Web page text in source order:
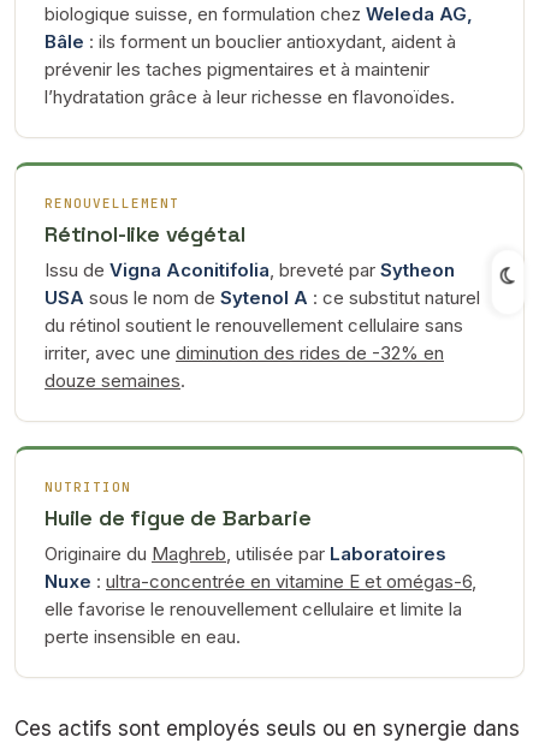
biologique suisse, en formulation chez Weleda AG,
Bâle : ils forment un bouclier antioxydant, aident à
prévenir les taches pigmentaires et à maintenir
l’hydratation grâce à leur richesse en flavonoïdes.
RENOUVELLEMENT
Rétinol-like végétal
Issu de Vigna Aconitifolia, breveté par Sytheon
USA sous le nom de Sytenol A : ce substitut naturel
du rétinol soutient le renouvellement cellulaire sans
irriter, avec une diminution des rides de -32% en
douze semaines.
NUTRITION
Huile de figue de Barbarie
Originaire du Maghreb, utilisée par Laboratoires
Nuxe : ultra-concentrée en vitamine E et omégas-6,
elle favorise le renouvellement cellulaire et limite la
perte insensible en eau.
Ces actifs sont employés seuls ou en synergie dans